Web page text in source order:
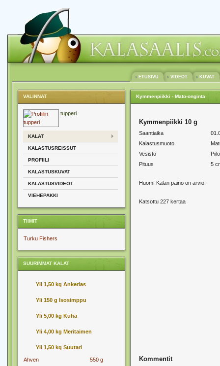
ETUSIVU VIDEOT KUVAT
VALINNAT
tupperi
KALAT
KALASTUSREISSUT
PROFIILI
KALASTUSKUVAT
KALASTUSVIDEOT
VIEHEPAKKI
TIIMIT
Turku Fishers
SUURIMMAT KALAT
Yli 1,50 kg Ankerias
Yli 150 g Isosimppu
Yli 5,00 kg Kuha
Yli 4,00 kg Meritaimen
Yli 1,50 kg Suutari
Ahven
550 g
Kymmenpiikki - Mato-onginta
Kymmenpiikki 10 g
Saantiaika
Kalastusmuoto
Vesistö
Pituus
5
Huom! Kalan paino on arvio.
Katsottu 227 kertaa
Kommentit